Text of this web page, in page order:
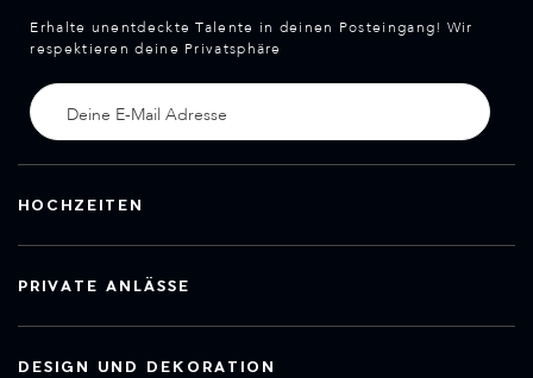
Erhalte unentdeckte Talente in deinen Posteingang! Wir
respektieren deine Privatsphäre
HOCHZEITEN
PRIVATE ANLÄSSE
DESIGN UND DEKORATION